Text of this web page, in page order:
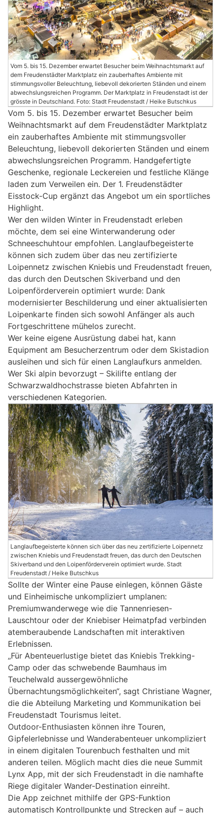
Vom 5. bis 15. Dezember erwartet Besucher beim Weihnachtsmarkt auf
dem Freudenstädter Marktplatz ein zauberhaftes Ambiente mit
stimmungsvoller Beleuchtung, liebevoll dekorierten Ständen und einem
abwechslungsreichen Programm. Der Marktplatz in Freudenstadt ist der
grösste in Deutschland. Foto: Stadt Freudenstadt / Heike Butschkus
Vom 5. bis 15. Dezember erwartet Besucher beim
Weihnachtsmarkt auf dem Freudenstädter Marktplatz
ein zauberhaftes Ambiente mit stimmungsvoller
Beleuchtung, liebevoll dekorierten Ständen und einem
abwechslungsreichen Programm. Handgefertigte
Geschenke, regionale Leckereien und festliche Klänge
laden zum Verweilen ein. Der 1. Freudenstädter
Eisstock-Cup ergänzt das Angebot um ein sportliches
Highlight.
Wer den wilden Winter in Freudenstadt erleben
möchte, dem sei eine Winterwanderung oder
Schneeschuhtour empfohlen. Langlaufbegeisterte
können sich zudem über das neu zertifizierte
Loipennetz zwischen Kniebis und Freudenstadt freuen,
das durch den Deutschen Skiverband und den
Loipenförderverein optimiert wurde: Dank
modernisierter Beschilderung und einer aktualisierten
Loipenkarte finden sich sowohl Anfänger als auch
Fortgeschrittene mühelos zurecht.
Wer keine eigene Ausrüstung dabei hat, kann
Equipment am Besucherzentrum oder dem Skistadion
ausleihen und sich für einen Langlaufkurs anmelden.
Wer Ski alpin bevorzugt – Skilifte entlang der
Schwarzwaldhochstrasse bieten Abfahrten in
verschiedenen Kategorien.
Langlaufbegeisterte können sich über das neu zertifizierte Loipennetz
zwischen Kniebis und Freudenstadt freuen, das durch den Deutschen
Skiverband und den Loipenförderverein optimiert wurde. Stadt
Freudenstadt / Heike Butschkus
Sollte der Winter eine Pause einlegen, können Gäste
und Einheimische unkompliziert umplanen:
Premiumwanderwege wie die Tannenriesen-
Lauschtour oder der Kniebiser Heimatpfad verbinden
atemberaubende Landschaften mit interaktiven
Erlebnissen.
„Für Abenteuerlustige bietet das Kniebis Trekking-
Camp oder das schwebende Baumhaus im
Teuchelwald aussergewöhnliche
Übernachtungsmöglichkeiten“, sagt Christiane Wagner,
die die Abteilung Marketing und Kommunikation bei
Freudenstadt Tourismus leitet.
Outdoor-Enthusiasten können ihre Touren,
Gipfelerlebnisse und Wanderabenteuer unkompliziert
in einem digitalen Tourenbuch festhalten und mit
anderen teilen. Möglich macht dies die neue Summit
Lynx App, mit der sich Freudenstadt in die namhafte
Riege digitaler Wander-Destination einreiht.
Die App zeichnet mithilfe der GPS-Funktion
automatisch Kontrollpunkte und Strecken auf – auch